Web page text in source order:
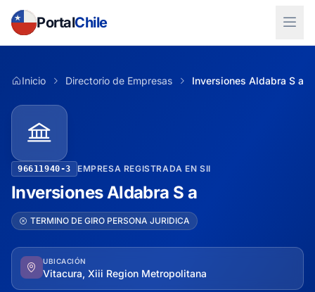
PortalChile
Inicio Directorio de Empresas Inversiones Aldabra S a
96611940-3 EMPRESA REGISTRADA EN SII
Inversiones Aldabra S a
TERMINO DE GIRO PERSONA JURIDICA
UBICACIÓN
Vitacura, Xiii Region Metropolitana